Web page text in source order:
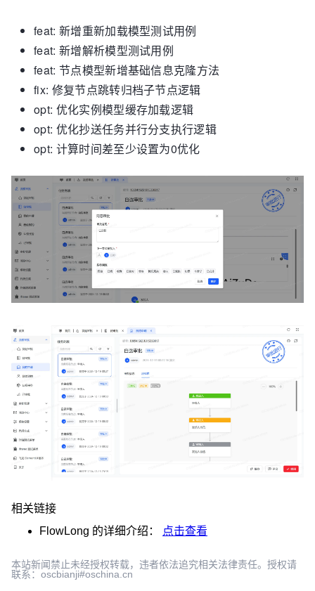
feat: 新增重新加载模型测试用例
feat: 新增解析模型测试用例
feat: 节点模型新增基础信息克隆方法
fix: 修复节点跳转归档子节点逻辑
opt: 优化实例模型缓存加载逻辑
opt: 优化抄送任务并行分支执行逻辑
opt: 计算时间差至少设置为0优化
相关链接
FlowLong 的详细介绍： 点击查看
本站新闻禁止未经授权转载，违者依法追究相关法律责任。授权请
联系：oscbianji#oschina.cn